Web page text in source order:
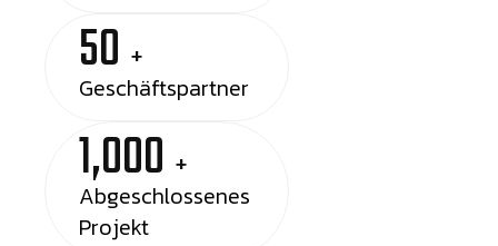
50 +
Geschäftspartner
1,000 +
Abgeschlossenes
Projekt